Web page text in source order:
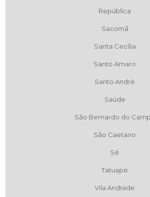
República
Sacomã
Santa Cecília
Santo Amaro
Santo André
Saúde
São Bernardo do
São Caetano
Sé
Tatuapé
Vila Andrade